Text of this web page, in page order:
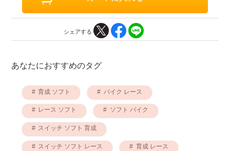
シェアする
あなたにおすすめのタグ
育成 ソフト バイク レース
レース ソフト ソフト バイク
スイッチ ソフト 育成
スイッチ ソフト レース 育成 レース